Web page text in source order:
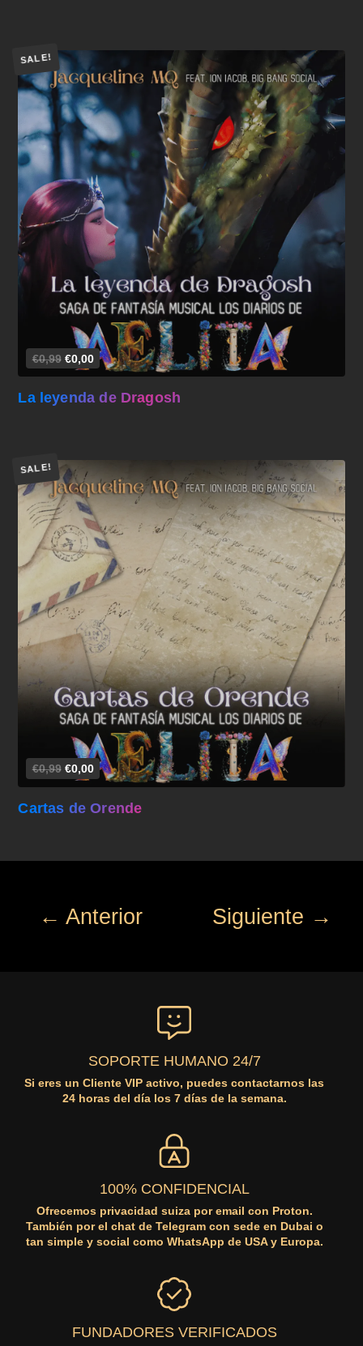
SALE!
€0,99 €0,00
Añadir al carrito
La leyenda de Dragosh
SALE!
€0,99 €0,00
Añadir al carrito
Cartas de Orende
← Anterior Siguiente →
SOPORTE HUMANO 24/7
Si eres un Cliente VIP activo, puedes contactarnos las
24 horas del día los 7 días de la semana.
100% CONFIDENCIAL
Ofrecemos privacidad suiza por email con Proton.
También por el chat de Telegram con sede en Dubai o
tan simple y social como WhatsApp de USA y Europa.
FUNDADORES VERIFICADOS